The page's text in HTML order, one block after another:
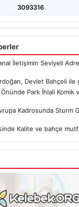
3093316
İletişimin Seviyeli
Devlet Bahçeli ile
Önünde Park İhlali Komik
Kadrosunda Sturm
Kalite ve bahçe